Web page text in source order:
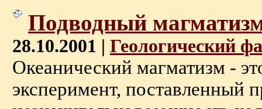
Подводный
28.10.2001 | Геологический
Океанический магматизм -
эксперимент, поставленный